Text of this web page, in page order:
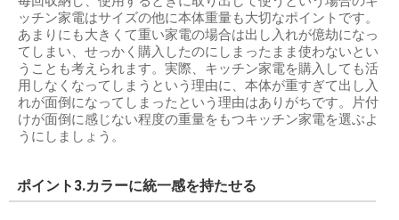
ッチン家電はサイズの他に本体重量も大切なポイントです。
あまりにも大きくて重い家電の場合は出し入れが億劫になっ
てしまい、せっかく購入したのにしまったまま使わないとい
うことも考えられます。実際、キッチン家電を購入しても活
用しなくなってしまうという理由に、本体が重すぎて出し入
れが面倒になってしまったという理由はありがちです。片付
けが面倒に感じない程度の重量をもつキッチン家電を選ぶよ
うにしましょう。
ポイント3.カラーに統一感を持たせる